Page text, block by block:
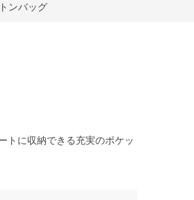
ンバッグ
トに収納できる充実のポケッ